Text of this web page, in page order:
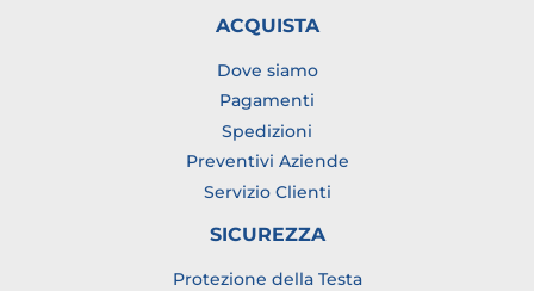
ACQUISTA
Dove siamo
Pagamenti
Spedizioni
Preventivi Aziende
Servizio Clienti
SICUREZZA
Protezione della Testa